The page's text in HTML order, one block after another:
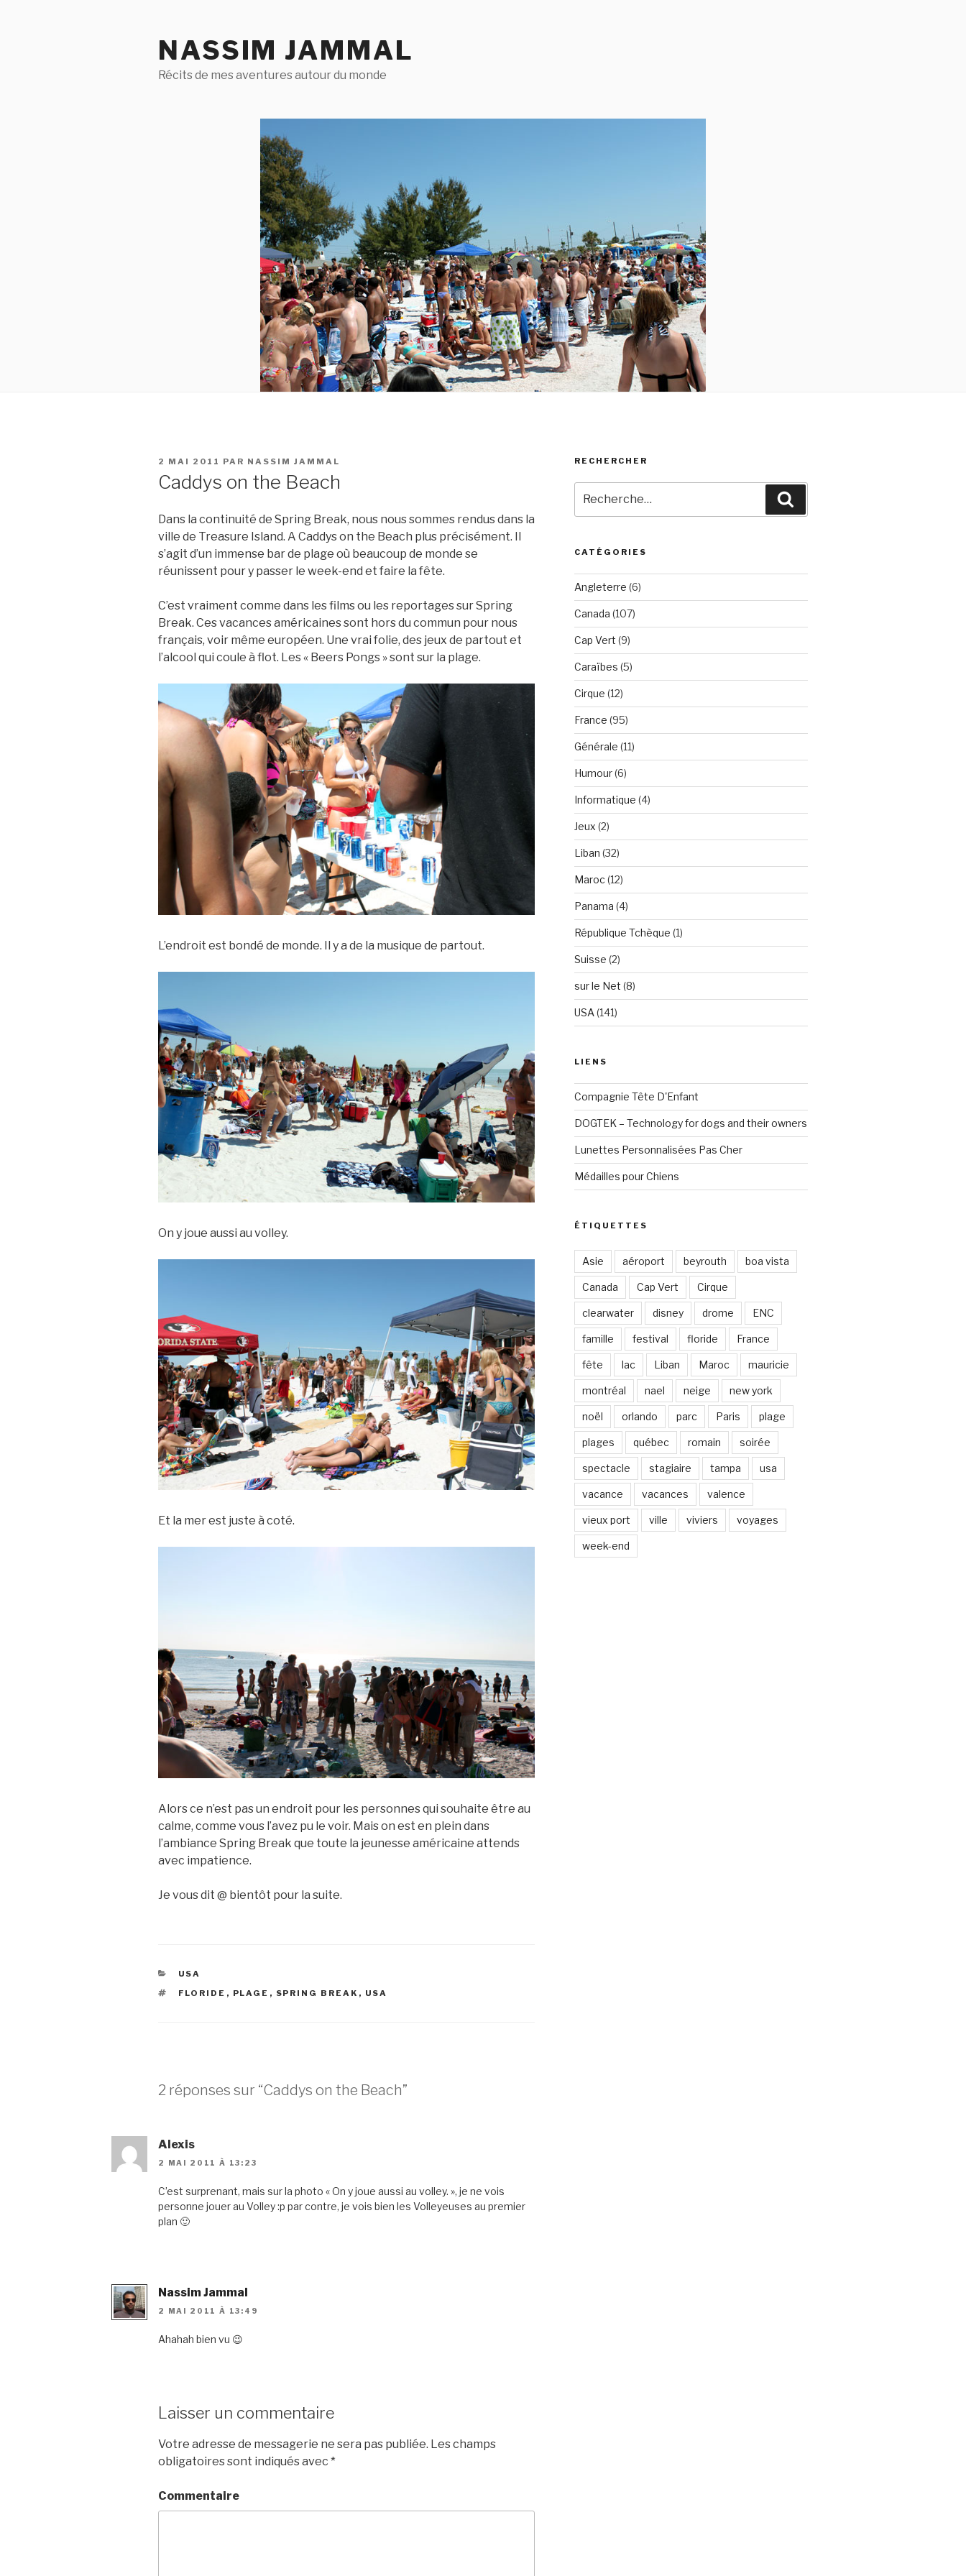
NASSIM JAMMAL
Récits de mes aventures autour du monde
PUBLIÉ
LE
2 MAI 2011 PAR NASSIM JAMMAL
Caddys on the Beach
Dans la continuité de Spring Break, nous nous sommes rendus dans la
ville de Treasure Island. A Caddys on the Beach plus précisément. Il
s’agit d’un immense bar de plage où beaucoup de monde se
réunissent pour y passer le week-end et faire la fête.
C’est vraiment comme dans les films ou les reportages sur Spring
Break. Ces vacances américaines sont hors du commun pour nous
français, voir même européen. Une vrai folie, des jeux de partout et
l’alcool qui coule à flot. Les « Beers Pongs » sont sur la plage.
L’endroit est bondé de monde. Il y a de la musique de partout.
On y joue aussi au volley.
Et la mer est juste à coté.
Alors ce n’est pas un endroit pour les personnes qui souhaite être au
calme, comme vous l’avez pu le voir. Mais on est en plein dans
l’ambiance Spring Break que toute la jeunesse américaine attends
avec impatience.
Je vous dit @ bientôt pour la suite.
CATÉGORIES
USA
ÉTIQUETTES
FLORIDE , PLAGE , SPRING BREAK , USA
2 réponses sur “Caddys on the Beach”
Alexis
2 MAI 2011 À 13:23
C’est surprenant, mais sur la photo « On y joue aussi au volley. », je ne vois
personne jouer au Volley :p par contre, je vois bien les Volleyeuses au premier
plan 🙂
Nassim Jammal
2 MAI 2011 À 13:49
Ahahah bien vu 😉
Laisser un commentaire
Votre adresse de messagerie ne sera pas publiée. Les champs
obligatoires sont indiqués avec *
Commentaire
RECHERCHER
pour
CATÉGORIES
Angleterre (6)
Canada (107)
Cap Vert (9)
Caraïbes (5)
Cirque (12)
France (95)
Générale (11)
Humour(6)
Informatique (4)
Jeux (2)
Liban (32)
Maroc (12)
Panama (4)
République Tchèque (1)
Suisse (2)
sur le Net (8)
USA(141)
LIENS
Compagnie Tête D'Enfant
DOGTEK – Technology for dogs and their owners
Lunettes Personnalisées Pas Cher
Médailles pour Chiens
ÉTIQUETTES
Asie aéroport beyrouth boa vista
Canada Cap Vert Cirque
clearwater disney drome ENC
famille festival floride France
fête lac Liban Maroc mauricie
montréal nael neige new york
noël orlando parc Paris plage
plages québec romain soirée
spectacle stagiaire tampa usa
vacance vacances valence
vieux port ville viviers voyages
week-end